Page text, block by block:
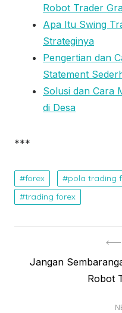
Robot Trader
Apa Itu Swing
Strateginya
Pengertian dan
Statement
Solusi dan Cara
di Desa
***
forex pola trading
trading forex
Jangan
Robot